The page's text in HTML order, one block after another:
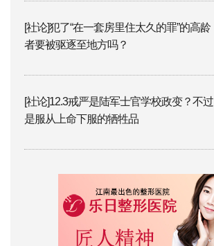
[社论]犯了“在一套房里住太久的罪”的高龄
者要被驱逐至地方吗？
[社论]12.3戒严是陆军士官学校政变？不过
是服从上命下服的牺牲品